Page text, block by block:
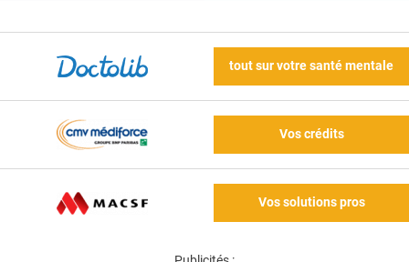
tout sur votre santé mentale
Vos crédits
Vos solutions pros